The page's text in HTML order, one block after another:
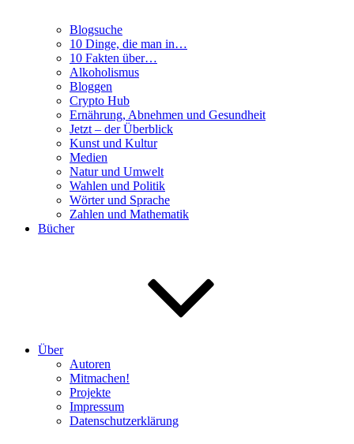
Blogsuche
10 Dinge, die man in…
10 Fakten über…
Alkoholismus
Bloggen
Crypto Hub
Ernährung, Abnehmen und Gesundheit
Jetzt – der Überblick
Kunst und Kultur
Medien
Natur und Umwelt
Wahlen und Politik
Wörter und Sprache
Zahlen und Mathematik
Bücher
Über
Autoren
Mitmachen!
Projekte
Impressum
Datenschutzerklärung